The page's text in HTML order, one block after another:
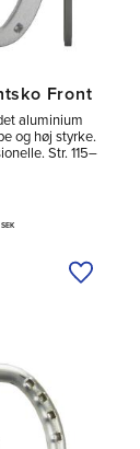
Front
aluminium
og høj styrke.
Str. 115–
SEK
Tilføj til